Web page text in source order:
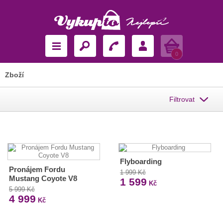
Košík
0
Zboží
Filtrovat
Pronájem Fordu
Mustang Coyote V8
5 999 Kč
4 999 Kč
Flyboarding
1 999 Kč
1 599 Kč